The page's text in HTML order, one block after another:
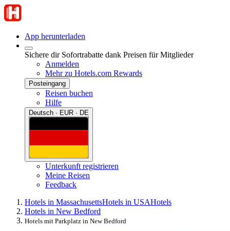
App herunterladen
Sichere dir Sofortrabatte dank Preisen für Mitglieder
Anmelden
Mehr zu Hotels.com Rewards
Posteingang
Reisen buchen
Hilfe
Deutsch · EUR · DE
Unterkunft registrieren
Meine Reisen
Feedback
Hotels in MassachusettsHotels in USAHotels
Hotels in New Bedford
Hotels mit Parkplatz in New Bedford